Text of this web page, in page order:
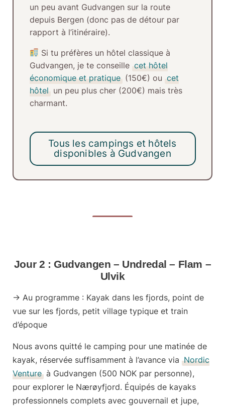
un peu avant Gudvangen sur la route
depuis Bergen (donc pas de détour par
rapport à l’itinéraire).
Si tu préfères un hôtel classiqueà
Gudvangen, je te conseille cet hôtel
économique et pratique (150€) ou cet
hôtel un peu plus cher (200€) mais très
charmant.
Tous les campings et hôtels
disponibles à Gudvangen
Jour 2 : Gudvangen – Undredal – Flam –
Ulvik
-> Au programme : Kayak dans les fjords, point de
vue sur les fjords, petit village typique et train
d’époque
Nous avons quitté le camping pour une matinée de
kayak, réservée suffisamment à l’avance via Nordic
Venture à Gudvangen (500 NOK par personne),
pour explorer le Nærøyfjord. Équipés de kayaks
professionnels complets avec gouvernail et jupe,